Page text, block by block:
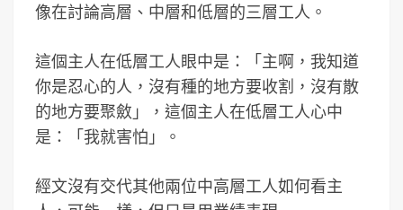
像在討論高層、中層和低層的三層工人。
這個主人在低層工人眼中是：「主啊，我知道
你是忍心的人，沒有種的地方要收割，沒有散
的地方要聚斂」，這個主人在低層工人心中
是：「我就害怕」。
經文沒有交代其他兩位中高層工人如何看主